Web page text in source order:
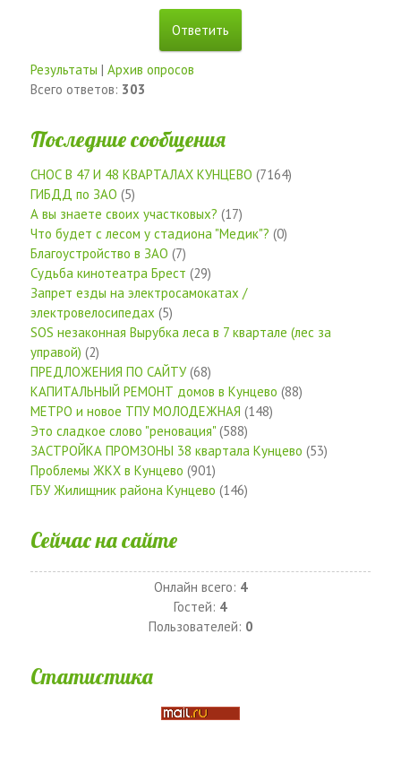
Результаты | Архив опросов
Всего ответов: 303
Последние сообщения
СНОС В 47 И 48 КВАРТАЛАХ КУНЦЕВО (7164)
ГИБДД по ЗАО (5)
А вы знаете своих участковых? (17)
Что будет с лесом у стадиона "Медик"? (0)
Благоустройство в ЗАО (7)
Судьба кинотеатра Брест (29)
Запрет езды на электросамокатах /
электровелосипедах (5)
SOS незаконная Вырубка леса в 7 квартале (лес за
управой) (2)
ПРЕДЛОЖЕНИЯ ПО САЙТУ(68)
КАПИТАЛЬНЫЙ РЕМОНТ домов в Кунцево (88)
МЕТРО и новое ТПУ МОЛОДЕЖНАЯ (148)
Это сладкое слово "реновация" (588)
ЗАСТРОЙКА ПРОМЗОНЫ 38 квартала Кунцево (53)
Проблемы ЖКХ в Кунцево (901)
ГБУ Жилищник района Кунцево (146)
Сейчас на сайте
Онлайн всего: 4
Гостей: 4
Пользователей: 0
Статистика